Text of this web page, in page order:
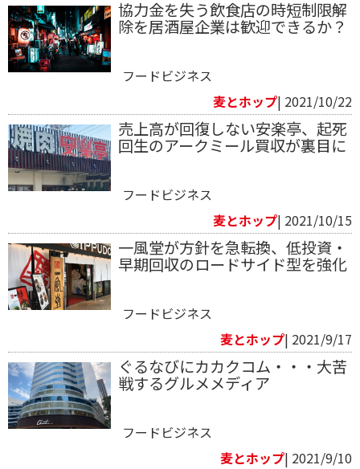
協力金を失う飲食店の時短制限解
除を居酒屋企業は歓迎できるか？
フードビジネス
麦とホップ| 2021/10/22
売上高が回復しない安楽亭、起死
回生のアークミール買収が裏目に
フードビジネス
麦とホップ| 2021/10/15
一風堂が方針を急転換、低投資・
早期回収のロードサイド型を強化
フードビジネス
麦とホップ| 2021/9/17
ぐるなびにカカクコム・・・大苦
戦するグルメメディア
フードビジネス
麦とホップ| 2021/9/10